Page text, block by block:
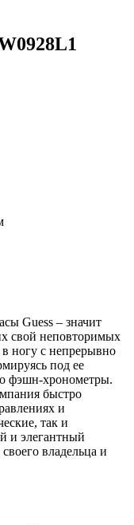
Guess – значит
свой неповторимых
ногу с непрерывно
под ее
фэшн-хронометры.
быстро
и
так и
и элегантный
владельца и